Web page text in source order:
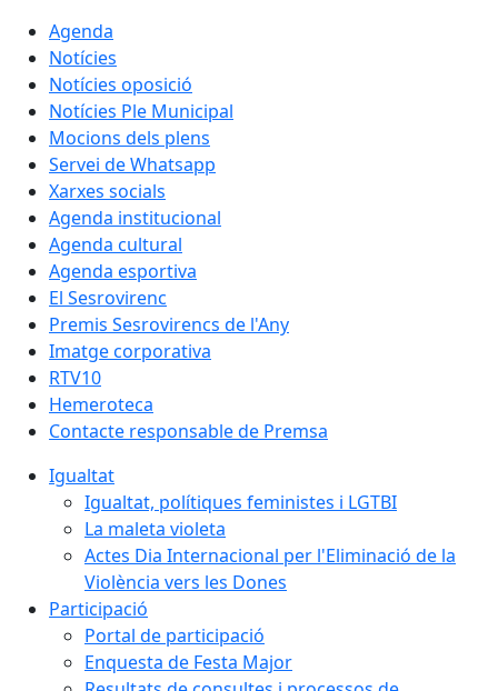
Agenda
Notícies
Notícies oposició
Notícies Ple Municipal
Mocions dels plens
Servei de Whatsapp
Xarxes socials
Agenda institucional
Agenda cultural
Agenda esportiva
El Sesrovirenc
Premis Sesrovirencs de l'Any
Imatge corporativa
RTV10
Hemeroteca
Contacte responsable de Premsa
Igualtat
Igualtat, polítiques feministes i LGTBI
La maleta violeta
Actes Dia Internacional per l'Eliminació de la
Violència vers les Dones
Participació
Portal de participació
Enquesta de Festa Major